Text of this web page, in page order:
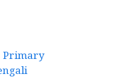
| Primary